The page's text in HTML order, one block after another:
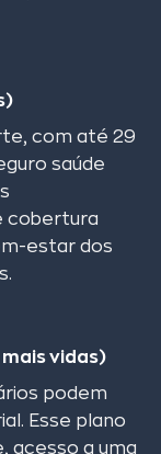
com até 29
saúde
cobertura
estar dos
vidas)
podem
Esse plano
acesso a uma